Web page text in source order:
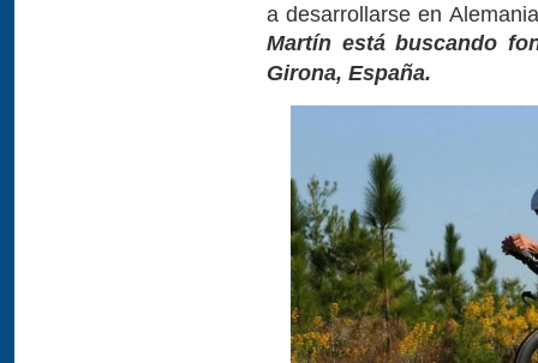
a desarrollarse en
Martín está buscando
Girona, España.